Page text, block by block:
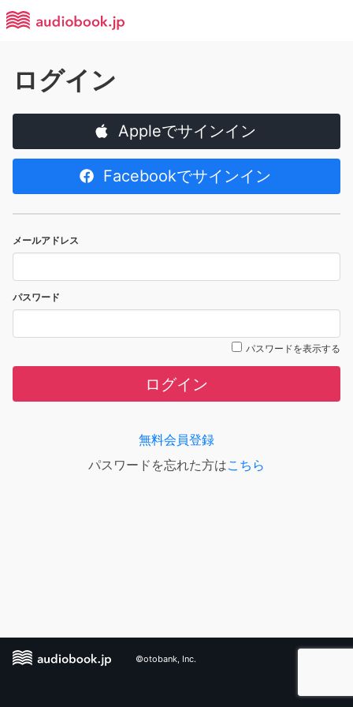
ログイン
Appleでサインイン
Facebookでサインイン
メールアドレス
パスワード
パスワードを表示する
ログイン
無料会員登録
パスワードを忘れた方はこちら
©otobank, Inc.